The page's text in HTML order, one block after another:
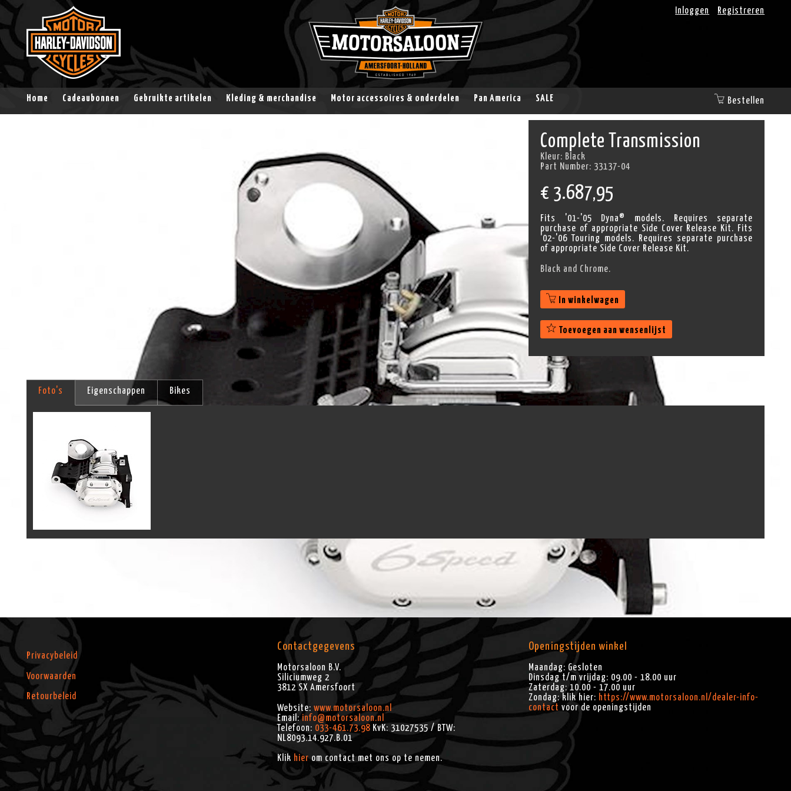
Inloggen Registreren
Home Cadeaubonnen Gebruikte artikelen Kleding & merchandise Motor accessoires & onderdelen Pan America SALE Bestellen
Complete Transmission
Kleur: Black
Part Number: 33137-04
€ 3.687,95
Fits '01-'05 Dyna® models. Requires separate
purchase of appropriate Side Cover Release Kit. Fits
'02-'06 Touring models. Requires separate purchase
of appropriate Side Cover Release Kit.
Black and Chrome.
In winkelwagen
Toevoegen aan wensenlijst
Foto's Eigenschappen Bikes
Privacybeleid
Voorwaarden
Retourbeleid
Contactgegevens
Motorsaloon B.V.
Siliciumweg 2
3812 SX Amersfoort
Website:www.motorsaloon.nl
Email:info@motorsaloon.nl
Telefoon: 033-461.73.98 KvK: 31027535 / BTW:
NL8093.14.927.B.01
Klik hierom contact met ons op te nemen.
Openingstijden winkel
Maandag: Gesloten
Dinsdag t/m vrijdag: 09.00 - 18.00 uur
Zaterdag: 10.00 - 17.00 uur
Zondag: klik hier: https://www.motorsaloon.nl/dealer-info-
contact voor de openingstijden